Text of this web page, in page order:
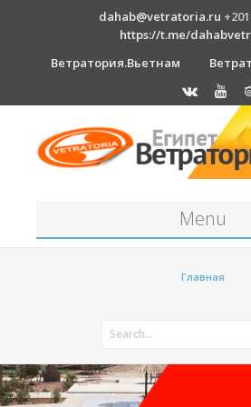
dahab@vetratoria.ru
https://t.me/
Ветратория.Вьетнам
Menu
Как к нам
Главная